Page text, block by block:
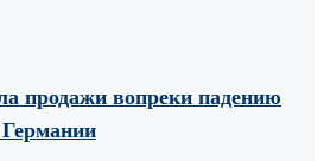
продажи вопреки падению